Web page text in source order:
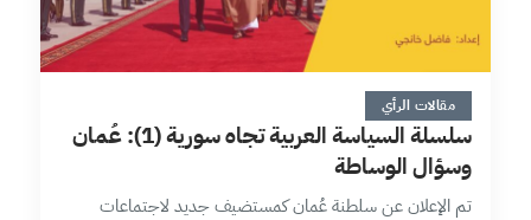
6 دقائق
مقالات الرأي
سلسلة السياسة العربية تجاه سورية (1): عُمان
وسؤال الوساطة
تم الإعلان عن سلطنة عُمان كمستضيف جديد لاجتماعات